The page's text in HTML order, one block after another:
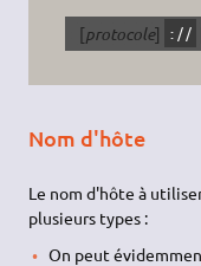
[protocole] ://
Nom d'hôte
Le nom d'hôte à
plusieurs types :
On peut